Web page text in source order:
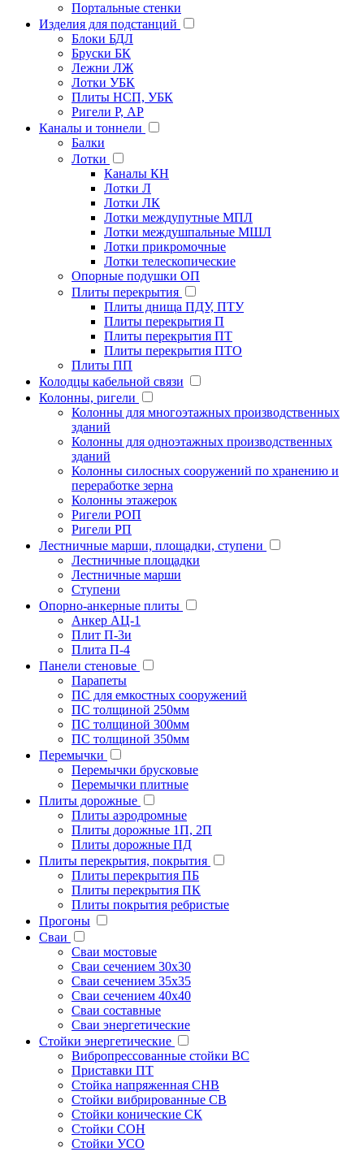
Портальные стенки
Изделия для подстанций
Блоки БДЛ
Бруски БК
Лежни ЛЖ
Лотки УБК
Плиты НСП, УБК
Ригели Р, АР
Каналы и тоннели
Балки
Лотки
Каналы КН
Лотки Л
Лотки ЛК
Лотки междупутные МПЛ
Лотки междушпальные МШЛ
Лотки прикромочные
Лотки телескопические
Опорные подушки ОП
Плиты перекрытия
Плиты днища ПДУ, ПТУ
Плиты перекрытия П
Плиты перекрытия ПТ
Плиты перекрытия ПТО
Плиты ПП
Колодцы кабельной связи
Колонны, ригели
Колонны для многоэтажных производственных
зданий
Колонны для одноэтажных производственных
зданий
Колонны силосных сооружений по хранению и
переработке зерна
Колонны этажерок
Ригели РОП
Ригели РП
Лестничные марши, площадки, ступени
Лестничные площадки
Лестничные марши
Ступени
Опорно-анкерные плиты
Анкер АЦ-1
Плит П-3и
Плита П-4
Панели стеновые
Парапеты
ПС для емкостных сооружений
ПС толщиной 250мм
ПС толщиной 300мм
ПС толщиной 350мм
Перемычки
Перемычки брусковые
Перемычки плитные
Плиты дорожные
Плиты аэродромные
Плиты дорожные 1П, 2П
Плиты дорожные ПД
Плиты перекрытия, покрытия
Плиты перекрытия ПБ
Плиты перекрытия ПК
Плиты покрытия ребристые
Прогоны
Сваи
Сваи мостовые
Сваи сечением 30х30
Сваи сечением 35х35
Сваи сечением 40х40
Сваи составные
Сваи энергетические
Стойки энергетические
Вибропрессованные стойки ВС
Приставки ПТ
Стойка напряженная СНВ
Стойки вибрированные СВ
Стойки конические СК
Стойки СОН
Стойки УСО